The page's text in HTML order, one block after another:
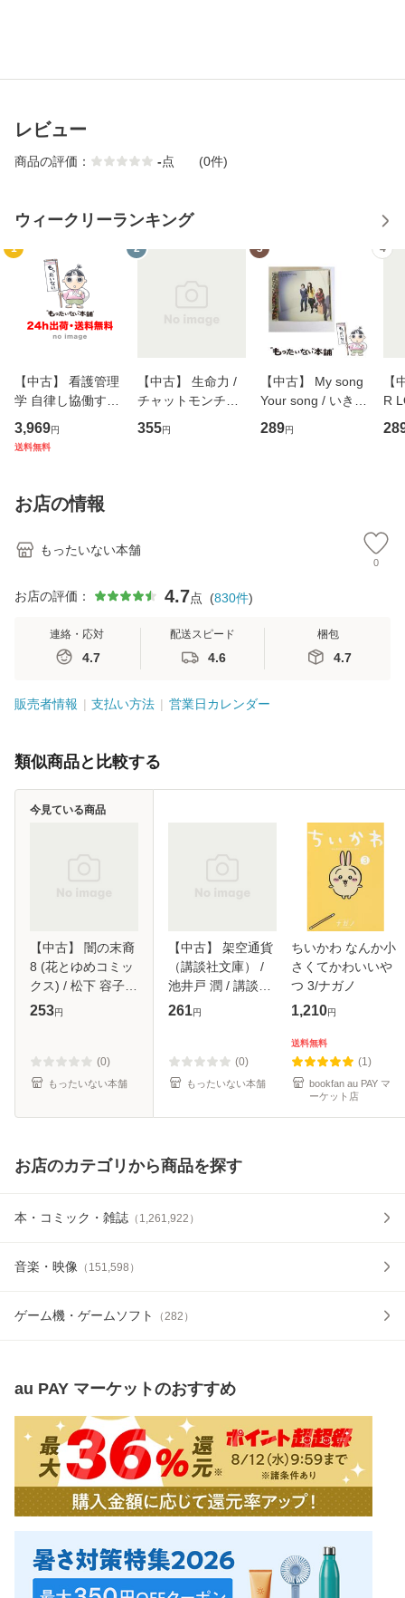
レビュー
商品の評価： -点 (0件)
ウィークリーランキング
1
【中古】 看護管理
学 自律し協働する
専門職の看護マネ
ジメントスキル 改
恵 藤本幸三 / 南江
堂 [単行
3,969円
送料無料
2
【中古】 生命力 /
チャットモンチー /
キューンレコード
[CD]【メール便送
355円
3
【中古】 My song
Your song / いきも
のがかり / [CD]
【メール便送料無
289円
4
【
R
産
お店の情報
もったいない本舗
0
お店の評価： 4.7点 (830件)
連絡・応対
4.7
配送スピード
4.6
梱包
4.7
販売者情報 支払い方法 営業日カレンダー
類似商品と比較する
【中古】 闇の末裔
8 (花とゆめコミッ
クス) / 松下 容子 /
白泉社 [コミック]
253円
(0)
もったいない本舗
今見ている商品
【中古】 架空通貨
（講談社文庫） /
池井戸 潤 / 講談社
[文庫]【メール便送
261円
(0)
もったいない本舗
ちいかわ なんか小
さくてかわいいや
つ 3/ナガノ
1,210円
送料無料
(1)
bookfan au PAY マ
ーケット店
お店のカテゴリから商品を探す
本・コミック・雑誌 （ 1,261,922 ）
音楽・映像 （ 151,598 ）
ゲーム機・ゲームソフト （282 ）
au PAY マーケットのおすすめ